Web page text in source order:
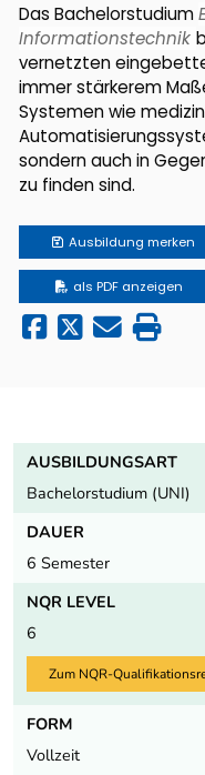
Das Bachelorstudium
Informationstechnik
vernetzten
immer stärkerem
Systemen wie
sondern auch in
zu finden sind.
Ausbildung merken
als PDF anzeigen
AUSBILDUNGSART
Bachelorstudium (UNI)
DAUER
6 Semester
NQR LEVEL
6
Zum NQR-
FORM
Vollzeit